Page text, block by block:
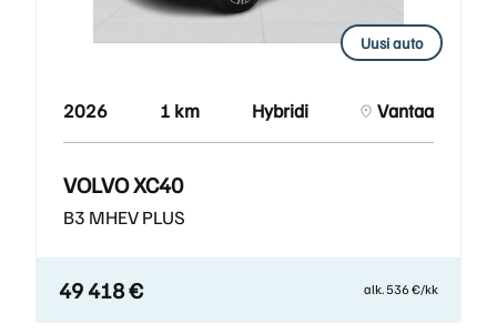
Uusi auto
2026 1 km Hybridi Vantaa
VOLVO XC40
B3 MHEV PLUS
49 418 € alk. 536 €/kk